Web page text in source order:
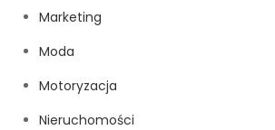
Marketing
Moda
Motoryzacja
Nieruchomości